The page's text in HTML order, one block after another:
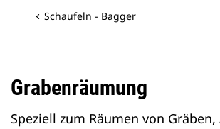
Schaufeln - Bagger
Grabenräumung
Speziell zum Räumen von